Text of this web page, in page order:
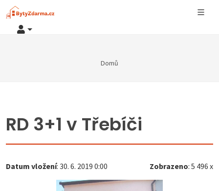
Domů
RD 3+1 v Třebíči
Datum vložení: 30. 6. 2019 0:00 Zobrazeno: 5 496 x